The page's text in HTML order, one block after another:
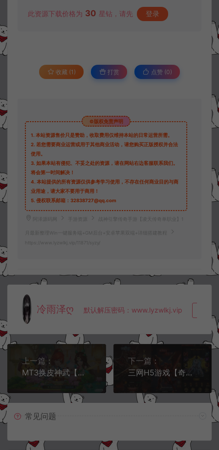
此资源下载价格为 30 星钻，请先 登录
收藏 (1) 打赏 点赞 (0)
©版权免责声明
1. 本站资源售价只是赞助，收取费用仅维持本站的日常运营所需。
2. 若您需要商业运营或用于其他商业活动，请您购买正版授权并合法
使用。
3. 如果本站有侵犯、不妥之处的资源，请在网站右边客服联系我们。
将会第一时间解决！
4. 本站提供的所有资源仅供参考学习使用，不存在任何商业目的与商
业用途，请大家不要用于商用！
5. 侵权联系邮箱：32838727@qq.com
阿泽源码网 手游资源 战神引擎传奇手游【凌天传奇单职业】1
月最新整理Win一键服务端+GM后台+安卓苹果双端+详细搭建教程
https://www.lyzwlkj.vip/11871/syzy/
冷雨泽ღ 默认解压密码：www.lyzwlkj.vip
上一篇：
MT3换皮神武【功夫神武】1月最新整理Linux手工服务端+全套源码+宣传图+总后台+代理后台+GM后台+安卓苹果双端+详细搭建教程
下一篇：
三网H5游戏【奇迹H5之神谕大陆】1月最新整理Linux手工服务端+多区跨服+GM授权后台+详细搭建教程
常见问题